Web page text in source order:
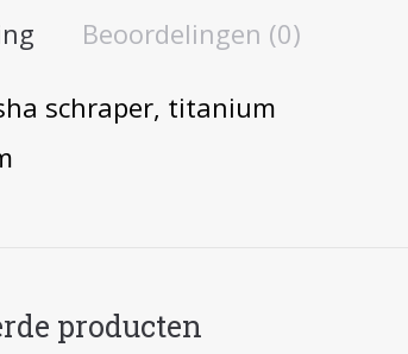
Beoordelingen (0)
schraper, titanium
producten